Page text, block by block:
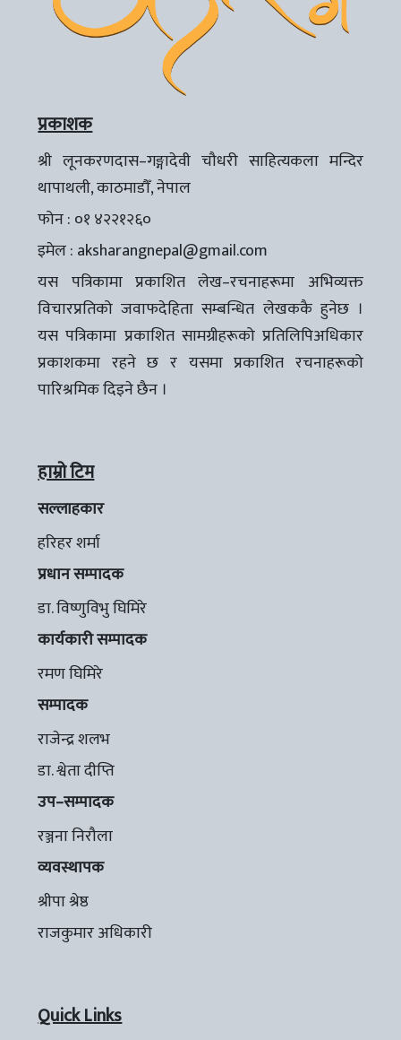
प्रकाशक
श्री लूनकरणदास–गङ्गादेवी चौधरी साहित्यकला मन्दिर
थापाथली, काठमाडौँ, नेपाल
फोन : ०१ ४२२१२६०
इमेल : aksharangnepal@gmail.com
यस पत्रिकामा प्रकाशित लेख–रचनाहरूमा अभिव्यक्त
विचारप्रतिको जवाफदेहिता सम्बन्धित लेखककै हुनेछ ।
यस पत्रिकामा प्रकाशित सामग्रीहरूको प्रतिलिपिअधिकार
प्रकाशकमा रहने छ र यसमा प्रकाशित रचनाहरूको
पारिश्रमिक दिइने छैन ।
हाम्रो टिम
सल्लाहकार
हरिहर शर्मा
प्रधान सम्पादक
डा. विष्णुविभु घिमिरे
कार्यकारी सम्पादक
रमण घिमिरे
सम्पादक
राजेन्द्र शलभ
डा. श्वेता दीप्ति
उप–सम्पादक
रञ्जना निरौला
व्यवस्थापक
श्रीपा श्रेष्ठ
राजकुमार अधिकारी
Quick Links